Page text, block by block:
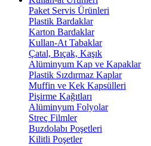
Paket Servis Ürünleri
Plastik Bardaklar
Karton Bardaklar
Kullan-At Tabaklar
Çatal, Bıçak, Kaşık
Alüminyum Kap ve Kapaklar
Plastik Sızdırmaz Kaplar
Muffin ve Kek Kapsülleri
Pişirme Kağıtları
Alüminyum Folyolar
Streç Filmler
Buzdolabı Poşetleri
Kilitli Poşetler